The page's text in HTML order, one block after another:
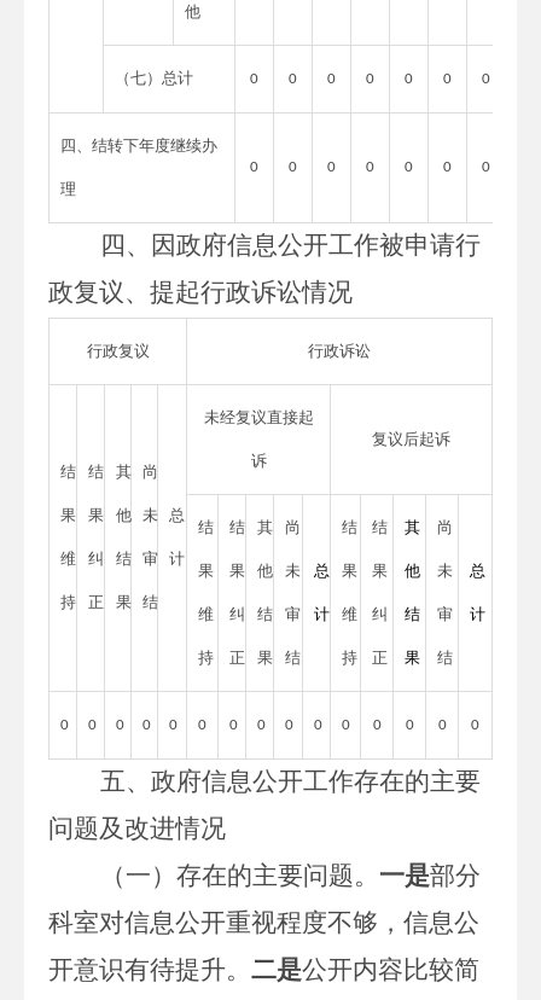
他
（七）总计 0 0 0 0 0 0 0
四、结转下年度继续办
理
0 0 0 0 0 0 0
四、因政府信息公开工作被申请行
政复议、提起行政诉讼情况
行政复议 行政诉讼
结
果
维
持
结
果
纠
正
其
他
结
果
尚
未
审
结
总
计
未经复议直接起
诉
复议后起诉
结
果
维
持
结
果
纠
正
其
他
结
果
尚
未
审
结
总
计
结
果
维
持
结
果
纠
正
其
他
结
果
尚
未
审
结
总
计
0 0 0 0 0 0 0 0 0 0 0 0 0 0 0
五、政府信息公开工作存在的主要
问题及改进情况
（一）存在的主要问题。 一是部分
科室对信息公开重视程度不够，信息公
开意识有待提升。 二是公开内容比较简